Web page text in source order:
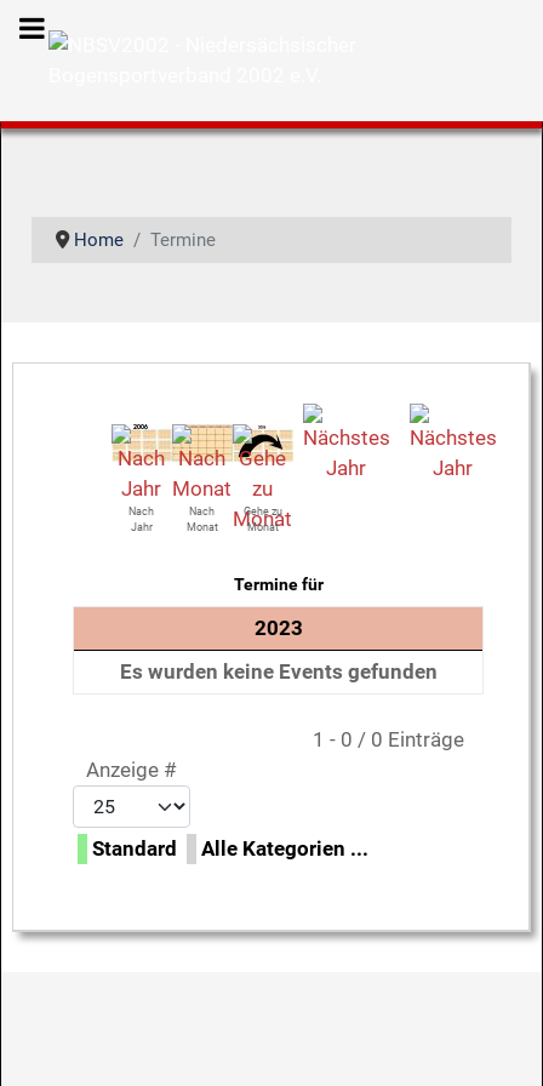
Home Termine
Nach
Jahr
Nach
Monat
Gehe zu
Monat
Termine für
2023
Es wurden keine Events gefunden
Limite der Paginierungsliste
1 - 0 / 0 Einträge
Anzeige #
Standard Alle Kategorien ...